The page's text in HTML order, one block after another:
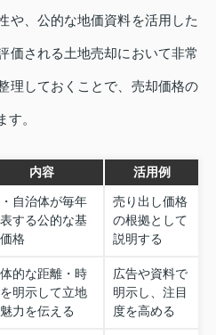
や、公的な地価資料を活用した
価される土地売却において非常
理しておくことで、売却価格の
。
内容 活用例
自治体が毎年
する公的な基
格
売り出し価格
の根拠として
説明する
的な距離・時
明示して立地
力を伝える
広告や資料で
明示し、注目
度を高める